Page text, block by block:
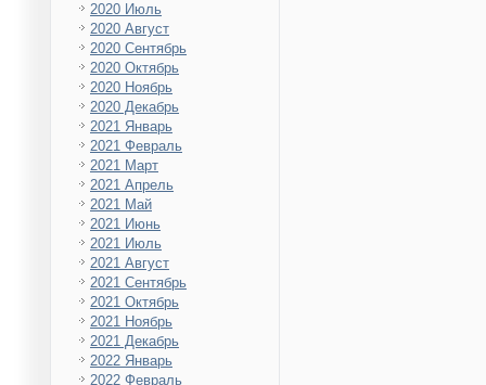
2020 Июль
2020 Август
2020 Сентябрь
2020 Октябрь
2020 Ноябрь
2020 Декабрь
2021 Январь
2021 Февраль
2021 Март
2021 Апрель
2021 Май
2021 Июнь
2021 Июль
2021 Август
2021 Сентябрь
2021 Октябрь
2021 Ноябрь
2021 Декабрь
2022 Январь
2022 Февраль